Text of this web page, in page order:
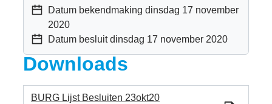
Datum bekendmaking dinsdag 17 november
2020
Datum besluitdinsdag 17 november 2020
Downloads
BURG Lijst Besluiten 23okt20